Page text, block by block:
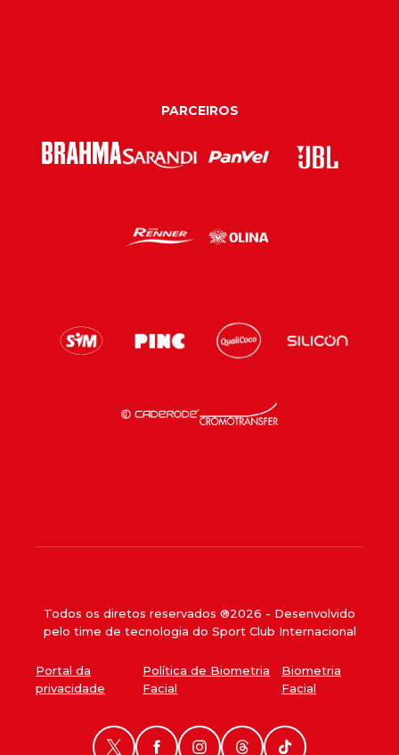
PARCEIROS
Todos os diretos reservados ®2026 - Desenvolvido
pelo time de tecnologia do Sport Club Internacional
Portal da
privacidade
Política de Biometria
Facial
Biometria
Facial